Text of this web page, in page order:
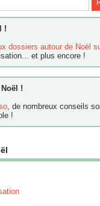
!
dossiers autour de Noël
et plus encore !
!
, de nombreux conseils
!